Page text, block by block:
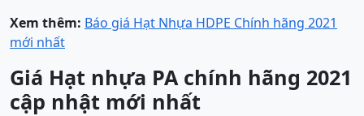
Xem thêm: Báo giá Hạt Nhựa HDPE Chính hãng 2021
mới nhất
Giá Hạt nhựa PA chính hãng 2021
cập nhật mới nhất